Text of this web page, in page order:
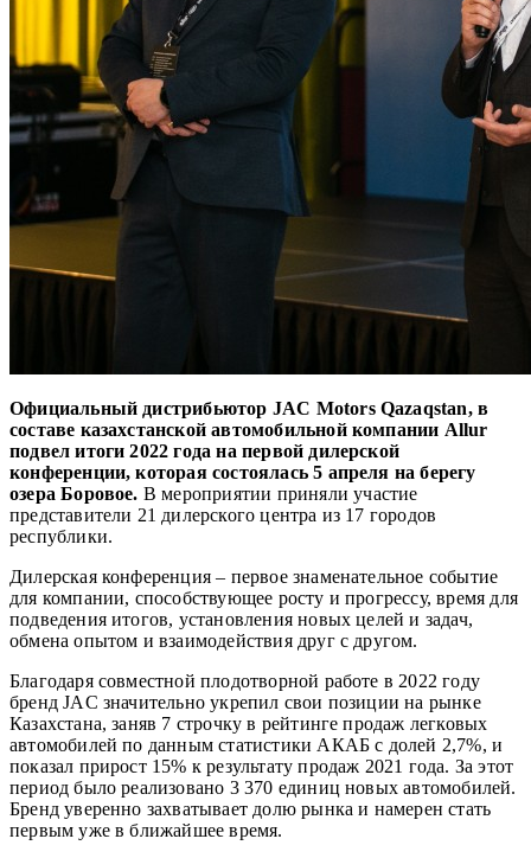
Официальный дистрибьютор JAC Motors Qazaqstan, в
составе казахстанской автомобильной компании Allur
подвел итоги 2022 года на первой дилерской
конференции, которая состоялась 5 апреля на берегу
озера Боровое. В мероприятии приняли участие
представители 21 дилерского центра из 17 городов
республики.
Дилерская конференция – первое знаменательное событие
для компании, способствующее росту и прогрессу, время для
подведения итогов, установления новых целей и задач,
обмена опытом и взаимодействия друг с другом.
Благодаря совместной плодотворной работе в 2022 году
бренд JAC значительно укрепил свои позиции на рынке
Казахстана, заняв 7 строчку в рейтинге продаж легковых
автомобилей по данным статистики АКАБ с долей 2,7%, и
показал прирост 15% к результату продаж 2021 года. За этот
период было реализовано 3 370 единиц новых автомобилей.
Бренд уверенно захватывает долю рынка и намерен стать
первым уже в ближайшее время.